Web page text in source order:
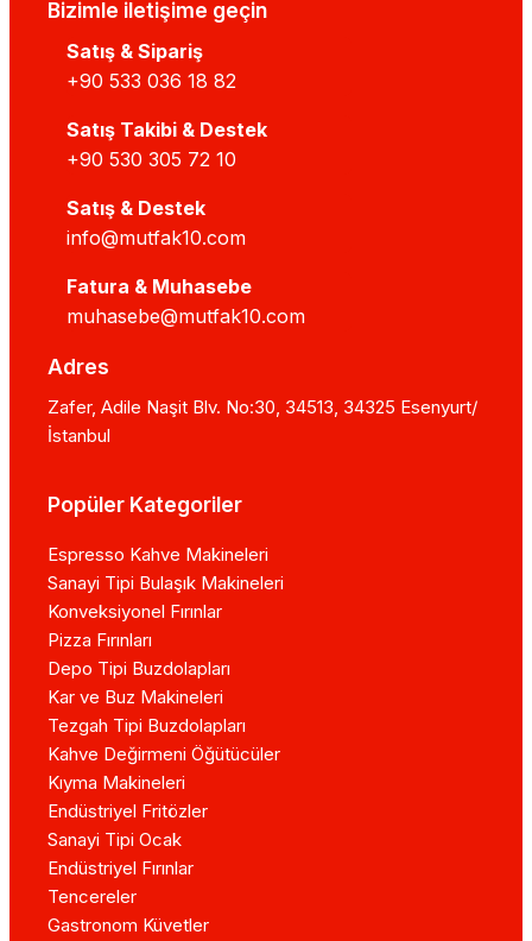
Bizimle iletişime geçin
Satış & Sipariş
+90 533 036 18 82
Satış Takibi & Destek
+90 530 305 72 10
Satış & Destek
info@mutfak10.com
Fatura & Muhasebe
muhasebe@mutfak10.com
Adres
Zafer, Adile Naşit Blv. No:30, 34513, 34325 Esenyurt/
İstanbul
Popüler Kategoriler
Espresso Kahve Makineleri
Sanayi Tipi Bulaşık Makineleri
Konveksiyonel Fırınlar
Pizza Fırınları
Depo Tipi Buzdolapları
Kar ve Buz Makineleri
Tezgah Tipi Buzdolapları
Kahve Değirmeni Öğütücüler
Kıyma Makineleri
Endüstriyel Fritözler
Sanayi Tipi Ocak
Endüstriyel Fırınlar
Tencereler
Gastronom Küvetler